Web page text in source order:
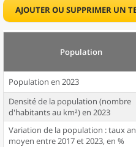
AJOUTER OU SUPPRIMER UN
Population
Population en 2023
Densité de la population (nombre
d'habitants au km²) en 2023
Variation de la population : taux
moyen entre 2017 et 2023, en %